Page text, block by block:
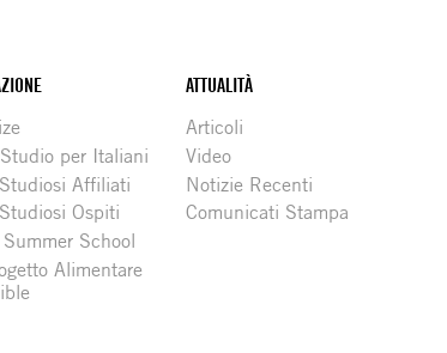
per Italiani
Affiliati
Ospiti
School
Alimentare
ATTUALITÀ
Articoli
Video
Notizie Recenti
Comunicati Stampa